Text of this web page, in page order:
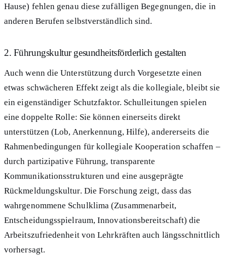
Hause) fehlen genau diese zufälligen Begegnungen, die in
anderen Berufen selbstverständlich sind.
2. Führungskultur gesundheitsförderlich gestalten
Auch wenn die Unterstützung durch Vorgesetzte einen
etwas schwächeren Effekt zeigt als die kollegiale, bleibt sie
ein eigenständiger Schutzfaktor. Schulleitungen spielen
eine doppelte Rolle: Sie können einerseits direkt
unterstützen (Lob, Anerkennung, Hilfe), andererseits die
Rahmenbedingungen für kollegiale Kooperation schaffen –
durch partizipative Führung, transparente
Kommunikationsstrukturen und eine ausgeprägte
Rückmeldungskultur. Die Forschung zeigt, dass das
wahrgenommene Schulklima (Zusammenarbeit,
Entscheidungsspielraum, Innovationsbereitschaft) die
Arbeitszufriedenheit von Lehrkräften auch längsschnittlich
vorhersagt.